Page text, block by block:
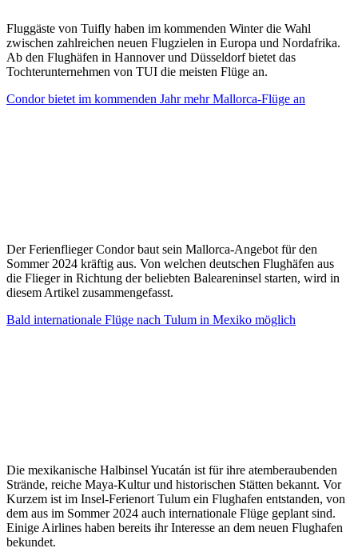
Fluggäste von Tuifly haben im kommenden Winter die Wahl
zwischen zahlreichen neuen Flugzielen in Europa und Nordafrika.
Ab den Flughäfen in Hannover und Düsseldorf bietet das
Tochterunternehmen von TUI die meisten Flüge an.
Condor bietet im kommenden Jahr mehr Mallorca-Flüge an
Der Ferienflieger Condor baut sein Mallorca-Angebot für den
Sommer 2024 kräftig aus. Von welchen deutschen Flughäfen aus
die Flieger in Richtung der beliebten Baleareninsel starten, wird in
diesem Artikel zusammengefasst.
Bald internationale Flüge nach Tulum in Mexiko möglich
Die mexikanische Halbinsel Yucatán ist für ihre atemberaubenden
Strände, reiche Maya-Kultur und historischen Stätten bekannt. Vor
Kurzem ist im Insel-Ferienort Tulum ein Flughafen entstanden, von
dem aus im Sommer 2024 auch internationale Flüge geplant sind.
Einige Airlines haben bereits ihr Interesse an dem neuen Flughafen
bekundet.